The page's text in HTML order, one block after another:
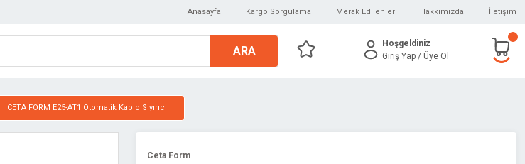
Anasayfa Kargo Sorgulama Merak Edilenler Hakkımızda İletişim
ARA
Hoşgeldiniz
Giriş Yap / Üye Ol
CETA FORM E25-AT1 Otomatik Kablo Sıyırıcı
Ceta Form